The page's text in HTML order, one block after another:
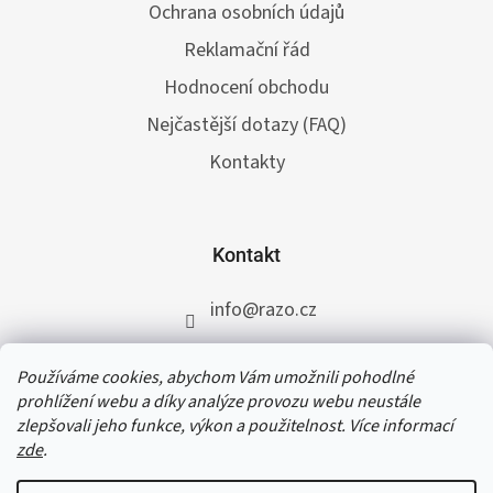
Používáme cookies, abychom Vám umožnili pohodlné
prohlížení webu a díky analýze provozu webu neustále
zlepšovali jeho funkce, výkon a použitelnost. Více informací
zde.
Ochrana osobních údajů
Reklamační řád
Hodnocení obchodu
Nejčastější dotazy (FAQ)
Kontakty
Kontakt
info@razo.cz
+420 731 422 117
RAZO.cz